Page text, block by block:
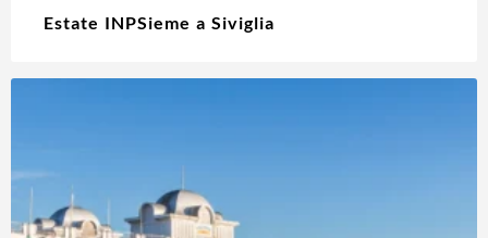
Estate INPSieme a Siviglia